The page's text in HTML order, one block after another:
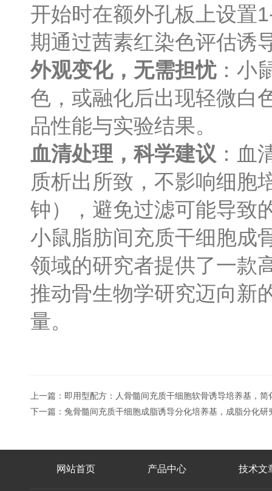
开始时在额外孔板上设置
期通过茜素红染色评估诱
外观变化，无需担忧：小
色，或融化后出现轻微白
品性能与实验结果。
血清处理，科学建议 ：血
质析出所致，不影响细胞
钟），避免过滤可能导致
小鼠脂肪间充质干细胞成
领域的研究者提供了一款
推动骨生物学研究迈向新
量。
上一篇： 即用型配方：人骨髓间充质干细胞软骨诱导培养基，简
下一篇： 兔骨髓间充质干细胞成脂诱导分化培养基，成脂分化研
网站首页 产品中心 技术文